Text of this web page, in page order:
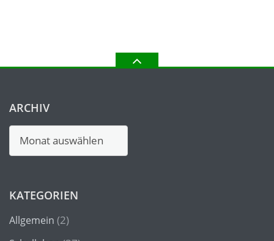
ARCHIV
Archiv
KATEGORIEN
Allgemein (2)